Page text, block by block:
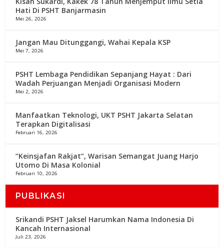
Hati Di PSHT Banjarmasin
Mei 26, 2026
Jangan Mau Ditunggangi, Wahai Kepala KSP
Mei 7, 2026
PSHT Lembaga Pendidikan Sepanjang Hayat : Dari
Wadah Perjuangan Menjadi Organisasi Modern
Mei 2, 2026
Manfaatkan Teknologi, UKT PSHT Jakarta Selatan
Terapkan Digitalisasi
Februari 16, 2026
“Keinsjafan Rakjat”, Warisan Semangat Juang Harjo
Utomo Di Masa Kolonial
Februari 10, 2026
PUBLIKASI
Srikandi PSHT Jaksel Harumkan Nama Indonesia Di
Kancah Internasional
Juli 23, 2026